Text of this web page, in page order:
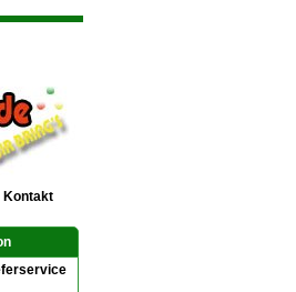
Kontakt